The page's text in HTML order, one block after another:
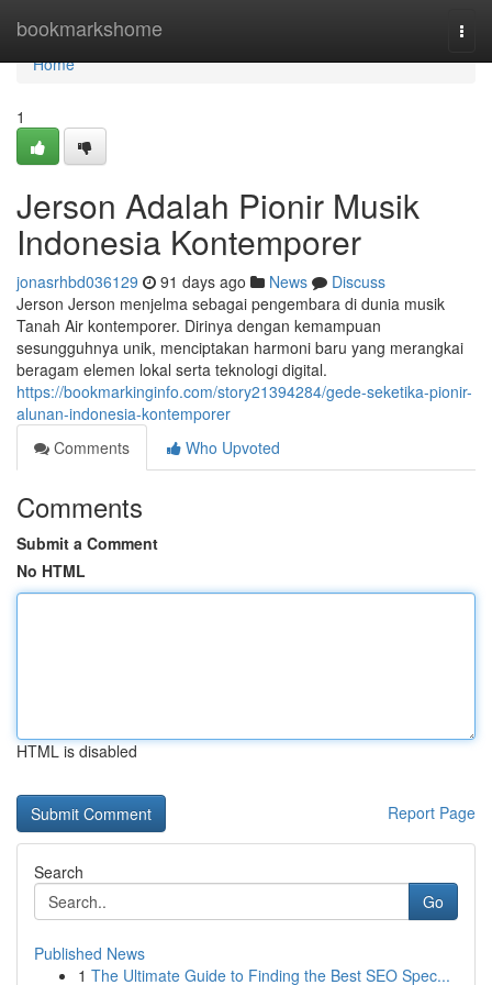
bookmarkshome
Home
Home
1
Jerson Adalah Pionir Musik
Indonesia Kontemporer
jonasrhbd036129 91 days ago News
Discuss
Jerson Jerson menjelma sebagai pengembara di dunia musik
Tanah Air kontemporer. Dirinya dengan kemampuan
sesungguhnya unik, menciptakan harmoni baru yang merangkai
beragam elemen lokal serta teknologi digital.
https://bookmarkinginfo.com/story21394284/gede-seketika-pionir-
alunan-indonesia-kontemporer
Comments
Who Upvoted
Comments
Submit a Comment
No HTML
HTML is disabled
Report Page
Search
Go
Published News
1 The Ultimate Guide to Finding the Best SEO Spec...